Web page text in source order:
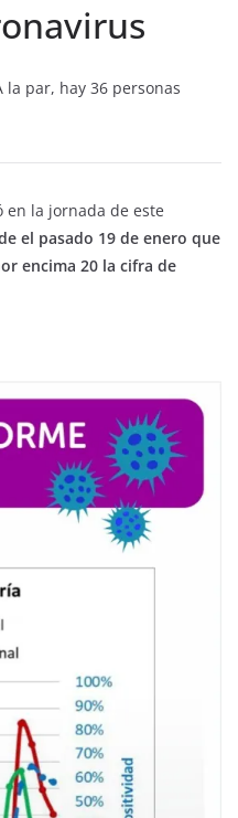
par, hay 36 personas
en la jornada de este
el pasado 19 de enero que
encima 20 la cifra de